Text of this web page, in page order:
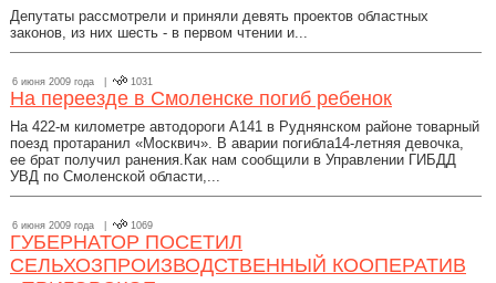
Депутаты рассмотрели и приняли девять проектов областных
законов, из них шесть - в первом чтении и...
6 июня 2009 года | 1031
На переезде в Смоленске погиб ребенок
На 422-м километре автодороги А141 в Руднянском районе товарный
поезд протаранил «Москвич». В аварии погибла14-летняя девочка,
ее брат получил ранения.Как нам сообщили в Управлении ГИБДД
УВД по Смоленской области,...
6 июня 2009 года | 1069
ГУБЕРНАТОР ПОСЕТИЛ
СЕЛЬХОЗПРОИЗВОДСТВЕННЫЙ КООПЕРАТИВ